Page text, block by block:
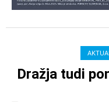
Dražja tudi